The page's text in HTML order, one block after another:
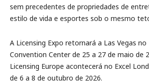
sem precedentes de propriedades de
estilo de vida e esportes sob o mesmo
A Licensing Expo retornará a Las Vegas
Convention Center de 25 a 27 de maio de
Licensing Europe acontecerá no Excel
de 6 a 8 de outubro de 2026.